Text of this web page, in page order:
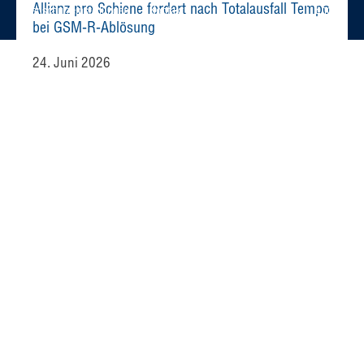
Allianz pro Schiene fordert nach Totalausfall Tempo
bei GSM-R-Ablösung
24. Juni 2026
Datenschutzeinstellungen
Kontakt English